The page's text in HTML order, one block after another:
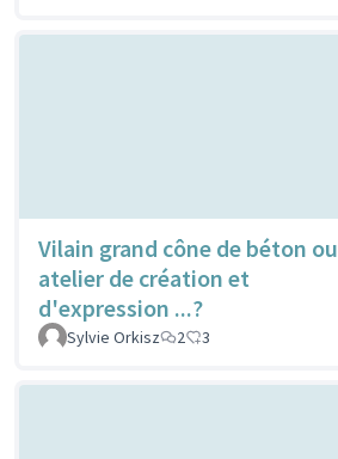
Vilain grand cône de béton ou
atelier de création et
d'expression ...?
Sylvie Orkisz 2 3